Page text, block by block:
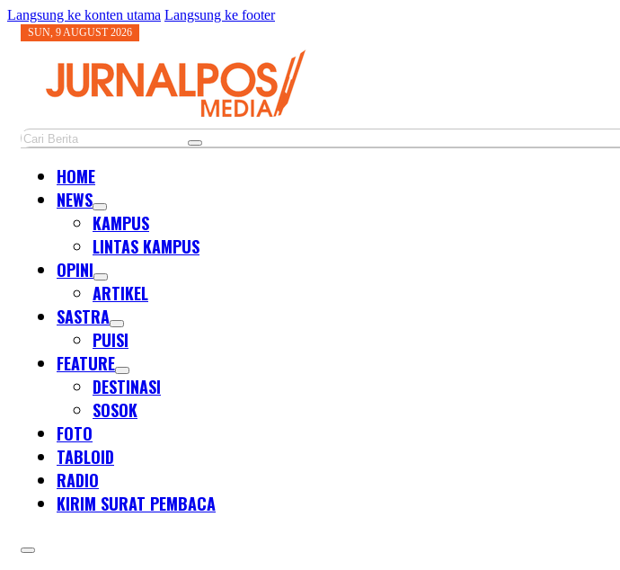
Langsung ke konten utama Langsung ke footer
SUN, 9 AUGUST 2026
Cari
HOME
NEWS
KAMPUS
LINTAS KAMPUS
OPINI
ARTIKEL
SASTRA
PUISI
FEATURE
DESTINASI
SOSOK
FOTO
TABLOID
RADIO
KIRIM SURAT PEMBACA